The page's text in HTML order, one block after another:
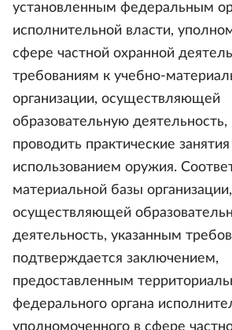
установленным федеральным
исполнительной власти,
сфере частной охранной
требованиям к учебно-
организации, осуществляющей
образовательную
проводить практические занятия
использованием оружия.
материальной базы организации,
осуществляющей
деятельность, указанным
подтверждается заключением,
предоставленным
федерального органа
уполномоченного в сфере